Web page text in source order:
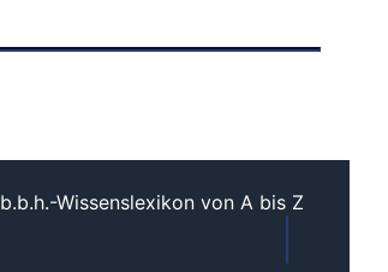
b.b.h.-Wissenslexikon von A bis Z